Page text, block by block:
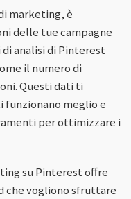
marketing, è
delle tue campagne
analisi di Pinterest
il numero di
Questi dati ti
funzionano meglio e
per ottimizzare i
su Pinterest offre
che vogliono sfruttare